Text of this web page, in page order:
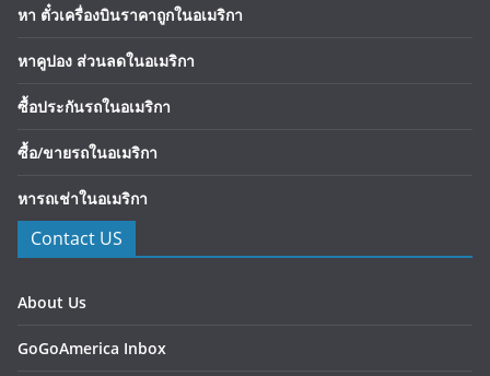
หา ตั๋วเครื่องบินราคาถูกในอเมริกา
หาคูปอง ส่วนลดในอเมริกา
ซื้อประกันรถในอเมริกา
ซื้อ/ขายรถในอเมริกา
หารถเช่าในอเมริกา
Contact US
About Us
GoGoAmerica Inbox